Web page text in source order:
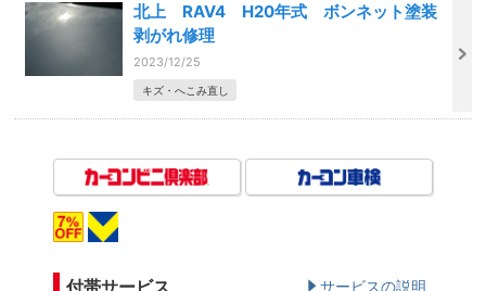
北上 RAV4 H20年式 ボンネット塗装
剥がれ修理
2023/12/25
キズ・へこみ直し
サービスの説明